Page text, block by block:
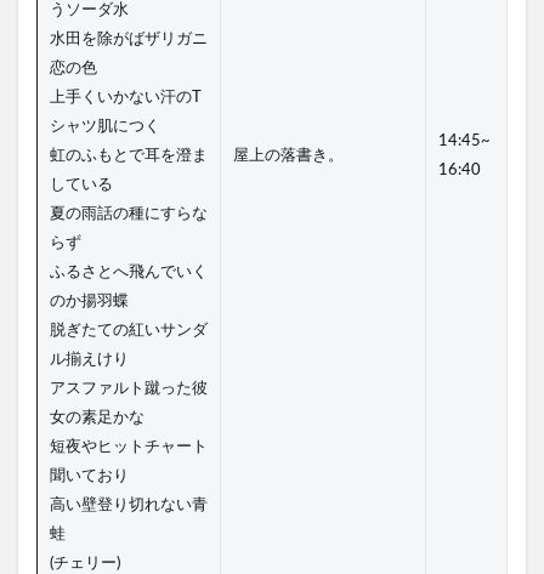
うソーダ水
水田を除がばザリガニ
恋の色
上手くいかない汗のT
シャツ肌につく
虹のふもとで耳を澄ま
している
夏の雨話の種にすらな
らず
ふるさとへ飛んでいく
のか揚羽蝶
脱ぎたての紅いサンダ
ル揃えけり
アスファルト蹴った彼
女の素足かな
短夜やヒットチャート
聞いており
高い壁登り切れない青
蛙
(チェリー)
屋上の落書き。
14:45~
16:40